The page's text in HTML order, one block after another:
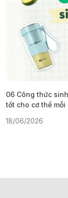
06 Công thức
tốt cho cơ thể mỗi
18/06/2026